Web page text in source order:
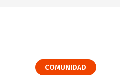
COMUNIDAD